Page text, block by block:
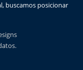
buscamos posicionar